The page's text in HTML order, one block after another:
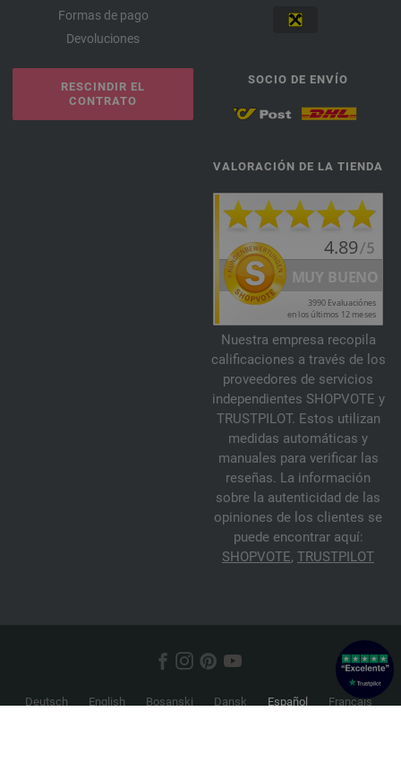
Formas de pago
Devoluciones
RESCINDIR EL
CONTRATO
SOCIO DE ENVÍO
VALORACIÓN DE LA TIENDA
Nuestra empresa recopila
calificaciones a través de los
proveedores de servicios
independientes SHOPVOTE y
TRUSTPILOT. Estos utilizan
medidas automáticas y
manuales para verificar las
reseñas. La información
sobre la autenticidad de las
opiniones de los clientes se
puede encontrar aquí:
SHOPVOTE, TRUSTPILOT
Deutsch English Bosanski Dansk Español
Français